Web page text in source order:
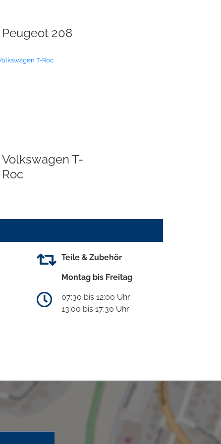
Peugeot 208
Volkswagen T-
Roc
Teile & Zubehör
Montag bis Freitag
07:30 bis 12:00 Uhr
13:00 bis 17:30 Uhr